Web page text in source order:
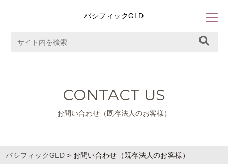
パシフィックGLD
CONTACT US
お問い合わせ（既存法人のお客様）
パシフィックGLD> お問い合わせ（既存法人のお客様）